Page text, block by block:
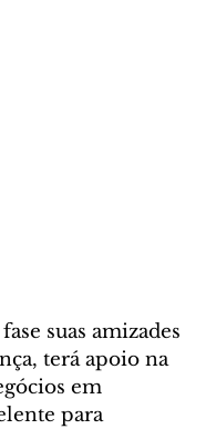
suas amizades
terá apoio na
em
para